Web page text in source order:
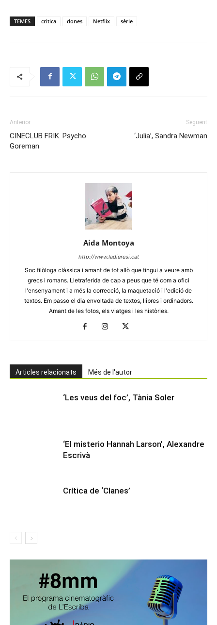
TEMES critica dones Netflix sèrie
Anterior
CINECLUB FRIK. Psycho
Goreman
Següent
‘Julia’, Sandra Newman
Aida Montoya
http://www.ladieresi.cat
Soc filòloga clàssica i amant de tot allò que tingui a veure amb
grecs i romans. Lletraferida de cap a peus que té com a ofici
l'ensenyament i a més la correcció, la maquetació i l'edició de
textos. Em passo el dia envoltada de textos, llibres i ordinadors.
Amant de les fotos, els viatges i les històries.
Articles relacionats Més de l'autor
‘Les veus del foc’, Tània Soler
‘El misterio Hannah Larson’, Alexandre
Escrivà
Crítica de ‘Clanes’